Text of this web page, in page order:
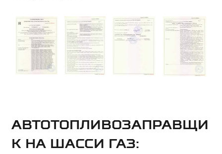
АВТОТОПЛИВОЗАПРАВЩИ
К НА ШАССИ ГАЗ: